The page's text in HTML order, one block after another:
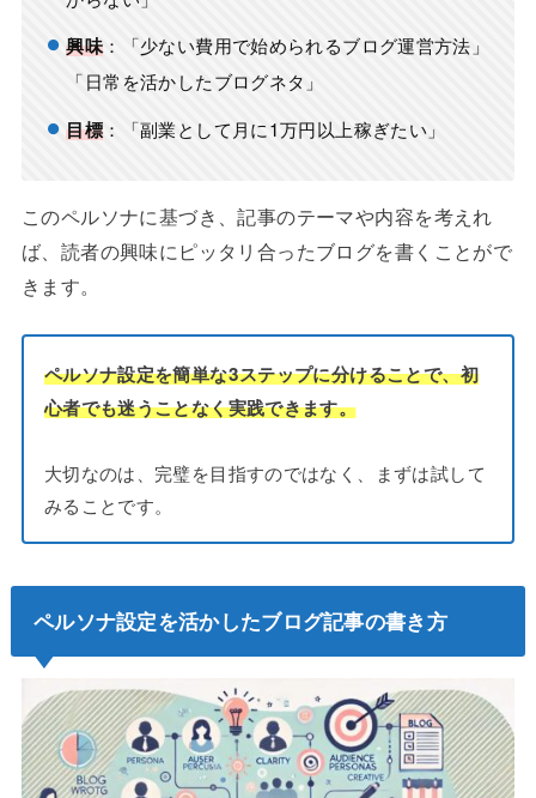
興味：「少ない費用で始められるブログ運営方法」
「日常を活かしたブログネタ」
目標 ：「副業として月に1万円以上稼ぎたい」
このペルソナに基づき、記事のテーマや内容を考えれ
ば、読者の興味にピッタリ合ったブログを書くことがで
きます。
ペルソナ設定を簡単な3ステップに分けることで、初
心者でも迷うことなく実践できます。
大切なのは、完璧を目指すのではなく、まずは試して
みることです。
ペルソナ設定を活かしたブログ記事の書き方